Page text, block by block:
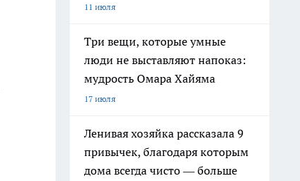
11 июля
Три вещи, которые умные
люди не выставляют напоказ:
мудрость Омара Хайяма
17 июля
Ленивая хозяйка рассказала 9
привычек, благодаря которым
дома всегда чисто — больше